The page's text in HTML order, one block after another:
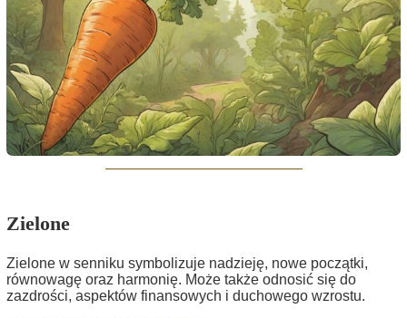
Zielone
Zielone w senniku symbolizuje nadzieję, nowe początki,
równowagę oraz harmonię. Może także odnosić się do
zazdrości, aspektów finansowych i duchowego wzrostu.